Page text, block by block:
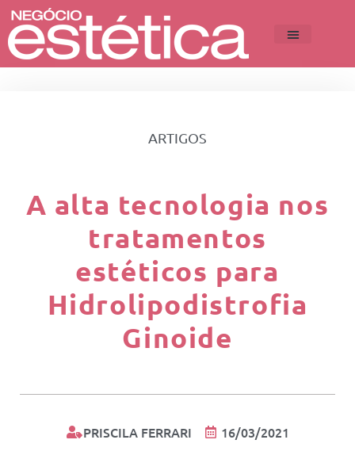
ARTIGOS
A alta tecnologia nos
tratamentos
estéticos para
Hidrolipodistrofia
Ginoide
PRISCILA FERRARI 16/03/2021